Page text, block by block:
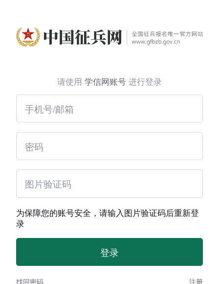
请使用 学信网账号 进行登录
为保障您的账号安全，请输入图片验证码后重新登
录
找回密码 注册